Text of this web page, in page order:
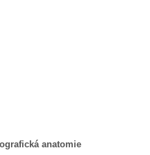
anatomie